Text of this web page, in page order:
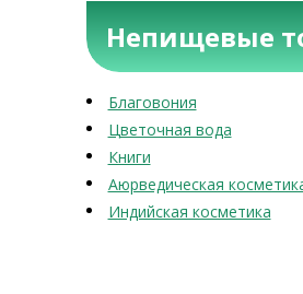
Непищевые
Благовония
Цветочная вода
Книги
Аюрведическая
Индийская косметика